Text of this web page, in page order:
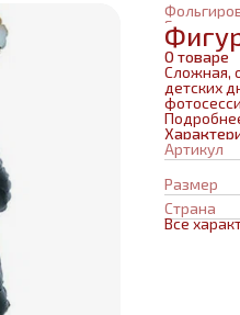
Главная
О товаре
Сложная,
детских
Артикул
Размер
Страна
Все